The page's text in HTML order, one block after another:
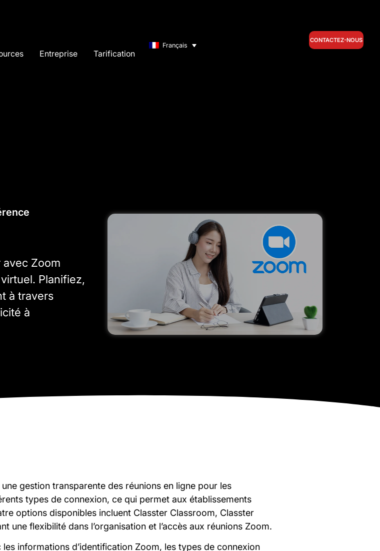
Entreprise Tarification
Français
CONTACTEZ-NOUS
Zoom
Planifiez,
à travers
à
gestion transparente des réunions en ligne pour les
types de connexion, ce qui permet aux établissements
options disponibles incluent Classter Classroom, Classter
une flexibilité dans l’organisation et l’accès aux réunions Zoom.
informations d’identification Zoom, les types de connexion